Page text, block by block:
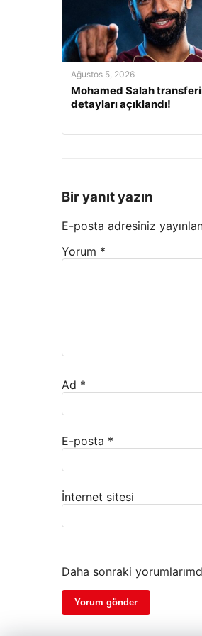
Ağustos 5, 2026
Mohamed Salah
detayları açıklandı!
Bir yanıt yazın
E-posta adresiniz
Yorum *
Ad *
E-posta *
İnternet sitesi
Daha sonraki